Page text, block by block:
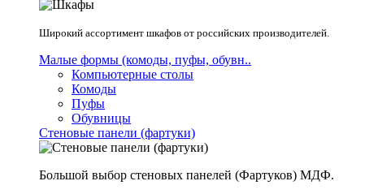
Широкий ассортимент шкафов от российских производителей.
Малые формы (комоды, пуфы, обувн..
Компьютерные столы
Комоды
Пуфы
Обувницы
Стеновые панели (фартуки)
Большой выбор стеновых панелей (Фартуков) МДФ.